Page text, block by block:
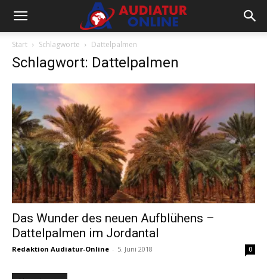
Start Schlagworte Dattelpalmen
Schlagwort: Dattelpalmen
Das Wunder des neuen Aufblühens –
Dattelpalmen im Jordantal
Redaktion Audiatur-Online - 5. Juni 2018 0